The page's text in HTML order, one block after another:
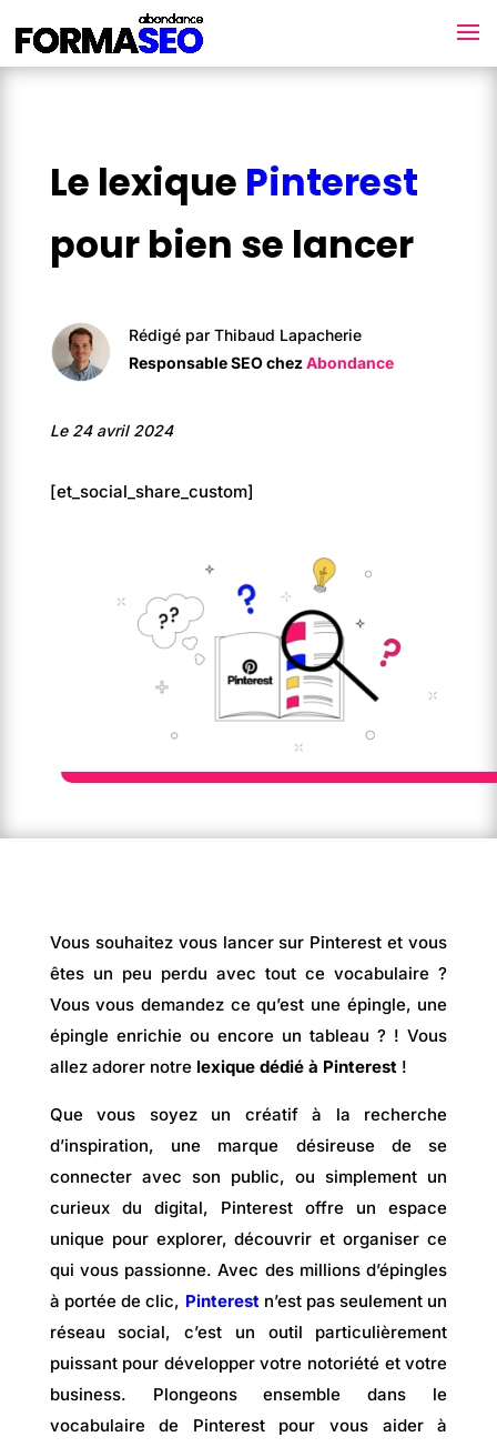
Le lexique Pinterest
pour bien se lancer
Rédigé par Thibaud Lapacherie
Responsable SEO chezAbondance
Le 24 avril 2024
[et_social_share_custom]
Vous souhaitez vous lancer sur Pinterest et vous
êtes un peu perdu avec tout ce vocabulaire ?
Vous vous demandez ce qu’est une épingle, une
épingle enrichie ou encore un tableau ? ! Vous
allez adorer notre lexique dédié à Pinterest!
Que vous soyez un créatif à la recherche
d’inspiration, une marque désireuse de se
connecter avec son public, ou simplement un
curieux du digital, Pinterest offre un espace
unique pour explorer, découvrir et organiser ce
qui vous passionne. Avec des millions d’épingles
à portée de clic, Pinterest n’est pas seulement un
réseau social, c’est un outil particulièrement
puissant pour développer votre notoriété et votre
business. Plongeons ensemble dans le
vocabulaire de Pinterest pour vous aider à